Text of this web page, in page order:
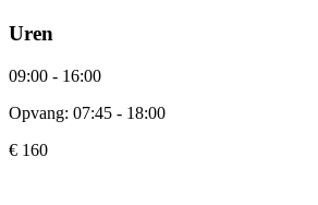
Uren
09:00 - 16:00
Opvang: 07:45 - 18:00
€ 160